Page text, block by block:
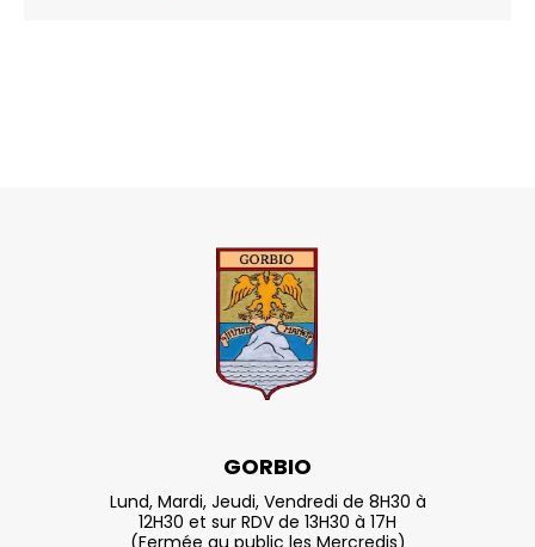
GORBIO
Lund, Mardi, Jeudi, Vendredi de 8H30 à
12H30 et sur RDV de 13H30 à 17H
(Fermée au public les Mercredis)